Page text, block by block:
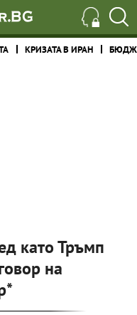
КРИЗАТА В ИРАН
като Тръмп
на